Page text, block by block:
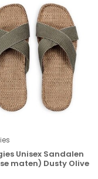
Unisex Sandalen
maten) Dusty Olive